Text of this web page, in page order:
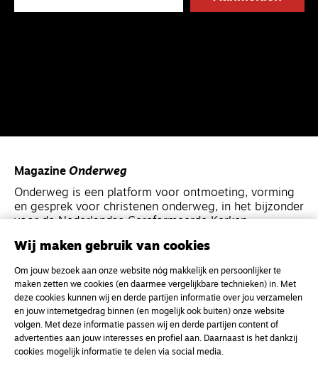
Magazine Onderweg
Onderweg is een platform voor ontmoeting, vorming
en gesprek voor christenen onderweg, in het bijzonder
voor de Nederlandse Gereformeerde Kerken.
Kvk-nummer 33277063
NL46 INGB 0117 5827 86
info@onderwegonline.nl
Wij maken gebruik van cookies
Om jouw bezoek aan onze website nóg makkelijk en persoonlijker te
maken zetten we cookies (en daarmee vergelijkbare technieken) in. Met
deze cookies kunnen wij en derde partijen informatie over jou verzamelen
en jouw internetgedrag binnen (en mogelijk ook buiten) onze website
volgen. Met deze informatie passen wij en derde partijen content of
advertenties aan jouw interesses en profiel aan. Daarnaast is het dankzij
cookies mogelijk informatie te delen via social media.